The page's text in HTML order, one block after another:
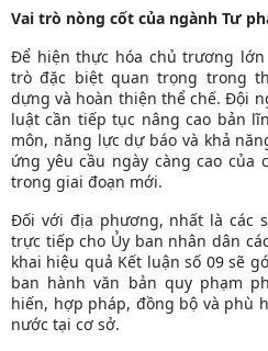
Vai trò nòng cốt của ngành Tư
Để hiện thực hóa chủ trương
trò đặc biệt quan trọng trong
dựng và hoàn thiện thể chế. Đội
luật cần tiếp tục nâng cao bản
môn, năng lực dự báo và khả
ứng yêu cầu ngày càng cao của
trong giai đoạn mới.
Đối với địa phương, nhất là các
trực tiếp cho Ủy ban nhân dân
khai hiệu quả Kết luận số 09 sẽ
ban hành văn bản quy phạm
hiến, hợp pháp, đồng bộ và phù
nước tại cơ sở.